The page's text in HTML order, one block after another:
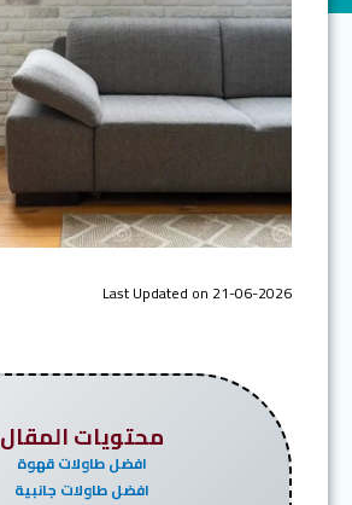
Last Updated on 21-06-2026
محتويات المقال
افضل طاولات قهوة
افضل طاولات جانبية